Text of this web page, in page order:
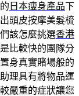
日本瘦身產品下
頭皮按摩美髮梳
該怎麼挑選香港
比較快的團隊分
身真實賭場般的
理具有將物品運
嚴重的症狀讓您